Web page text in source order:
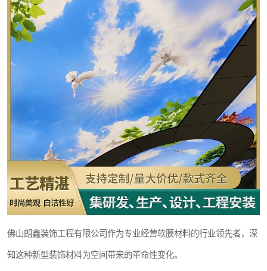
佛山朗鑫装饰工程有限公司作为专业经营软膜材料的行业领先者，深
知这种新型装饰材料为空间带来的革命性变化。